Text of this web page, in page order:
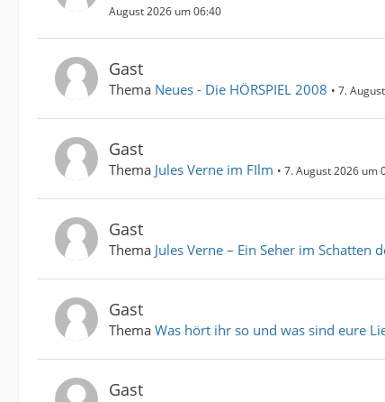
August 2026 um 06:40
Gast
Thema Neues - Die HÖRSPIEL 2008 7.
Gast
Thema Jules Verne im FIlm 7. August 2026 um
Gast
Thema Jules Verne – Ein Seher im Schatten
Gast
Thema Was hört ihr so und was sind eure
Gast